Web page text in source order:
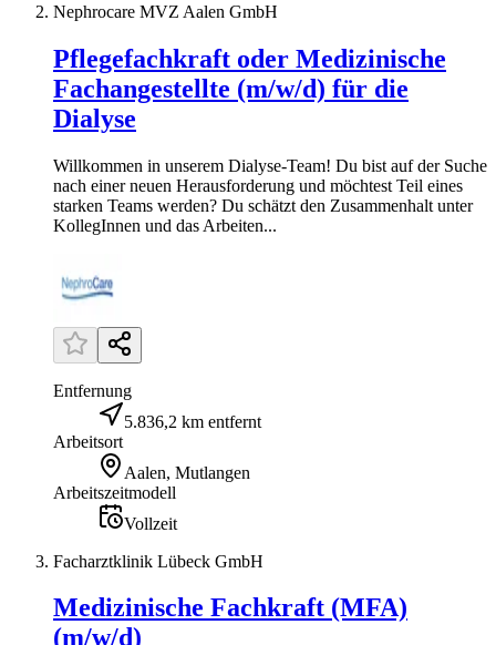
Nephrocare MVZ Aalen GmbH
Pflegefachkraft oder Medizinische
Fachangestellte (m/w/d) für die
Dialyse
Willkommen in unserem Dialyse-Team! Du bist auf der Suche
nach einer neuen Herausforderung und möchtest Teil eines
starken Teams werden? Du schätzt den Zusammenhalt unter
KollegInnen und das Arbeiten...
Entfernung
5.836,2 km entfernt
Arbeitsort
Aalen, Mutlangen
Arbeitszeitmodell
Vollzeit
Facharztklinik Lübeck GmbH
Medizinische Fachkraft (MFA)
(m/w/d)